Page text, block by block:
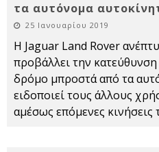
τα αυτόνομα
25 Ιανουαρίου 2019
Η Jaguar Land Rover
προβάλλει την
δρόμο μπροστά από τα
ειδοποιεί τους άλλους
αμέσως επόμενες κινήσεις